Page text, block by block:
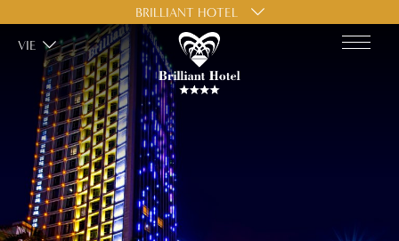
VIE
BRILLIANT HOTEL